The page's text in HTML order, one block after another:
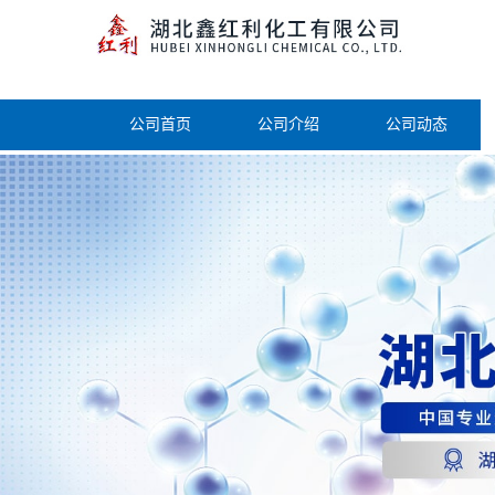
公司首页 公司介绍 公司动态